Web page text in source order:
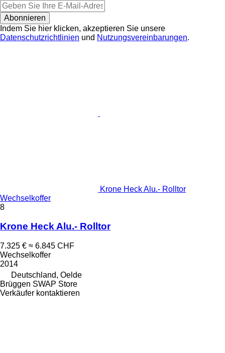
Abonnieren
Indem Sie hier klicken, akzeptieren Sie unsere
Datenschutzrichtlinien und Nutzungsvereinbarungen.
Krone Heck Alu.- Rolltor
Wechselkoffer
8
Krone Heck Alu.- Rolltor
7.325 € ≈ 6.845 CHF
Wechselkoffer
2014
Deutschland, Oelde
Brüggen SWAP Store
Verkäufer kontaktieren